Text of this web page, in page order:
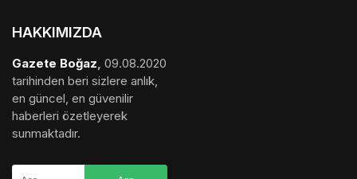
HAKKIMIZDA
Gazete Boğaz 09.08.2020
tarihinden beri sizlere anlık,
en güncel, en güvenilir
haberleri özetleyerek
sunmaktadır.